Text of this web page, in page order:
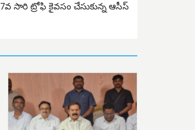
7వ సారి ట్రోఫి కైవసం చేసుకున్న ఆసీస్